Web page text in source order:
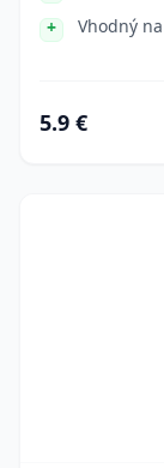
Vhodný
5.9 €